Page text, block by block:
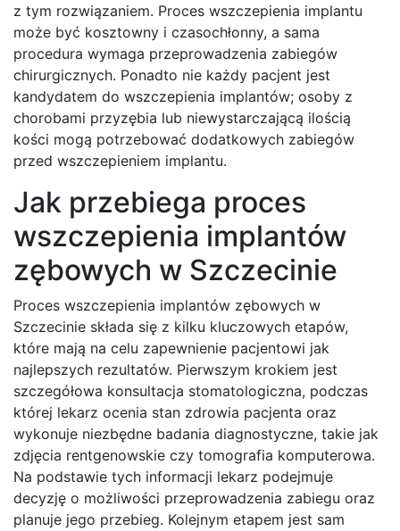
z tym rozwiązaniem. Proces wszczepienia implantu
może być kosztowny i czasochłonny, a sama
procedura wymaga przeprowadzenia zabiegów
chirurgicznych. Ponadto nie każdy pacjent jest
kandydatem do wszczepienia implantów; osoby z
chorobami przyzębia lub niewystarczającą ilością
kości mogą potrzebować dodatkowych zabiegów
przed wszczepieniem implantu.
Jak przebiega proces
wszczepienia implantów
zębowych w Szczecinie
Proces wszczepienia implantów zębowych w
Szczecinie składa się z kilku kluczowych etapów,
które mają na celu zapewnienie pacjentowi jak
najlepszych rezultatów. Pierwszym krokiem jest
szczegółowa konsultacja stomatologiczna, podczas
której lekarz ocenia stan zdrowia pacjenta oraz
wykonuje niezbędne badania diagnostyczne, takie jak
zdjęcia rentgenowskie czy tomografia komputerowa.
Na podstawie tych informacji lekarz podejmuje
decyzję o możliwości przeprowadzenia zabiegu oraz
planuje jego przebieg. Kolejnym etapem jest sam